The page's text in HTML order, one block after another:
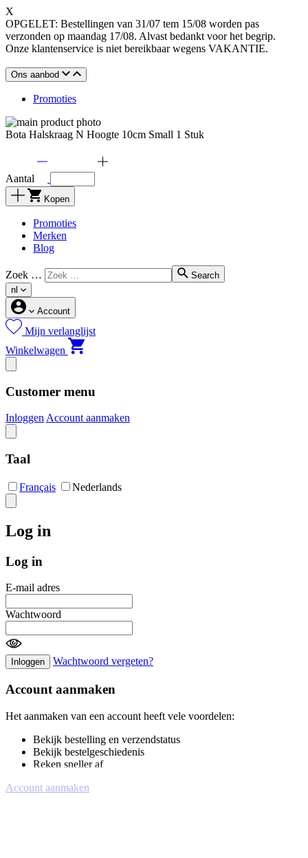
X
OPGELET: Bestellingen van 31/07 tem 15/08 worden pas
verzonden op maandag 17/08. Alvast bedankt voor het begrip.
Onze klantenservice is niet bereikbaar wegens VAKANTIE.
Ons aanbod
Promoties
Bota Halskraag N Hoogte 10cm Small 1 Stuk
Aantal
Kopen
Promoties
Merken
Blog
Zoek …
Search
nl
Account
Mijn verlanglijst
Winkelwagen
Customer menu
InloggenAccount aanmaken
Taal
Français Nederlands
Log in
Log in
E-mail adres
Wachtwoord
Inloggen Wachtwoord vergeten?
Account aanmaken
Het aanmaken van een account heeft vele voordelen:
Bekijk bestelling en verzendstatus
Bekijk bestelgeschiedenis
Reken sneller af
Account aanmaken